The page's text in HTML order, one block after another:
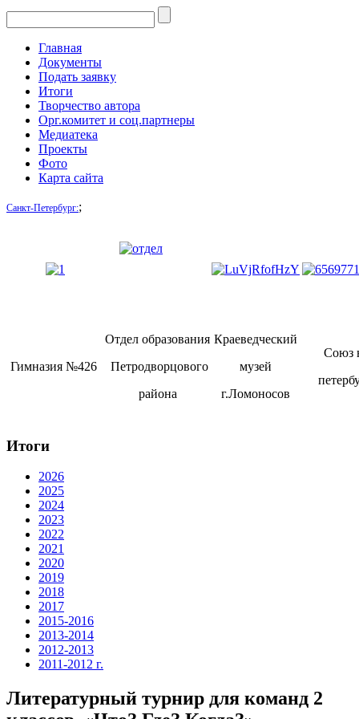
Главная
Документы
Подать заявку
Итоги
Творчество автора
Орг.комитет и соц.партнеры
Медиатека
Проекты
Фото
Карта сайта
Санкт-Петербург:;
Гимназия №426
Отдел образования
Петродворцового
района
Краеведческий
музей
г.Ломоносов
Союз
Итоги
2026
2025
2024
2023
2022
2021
2020
2019
2018
2017
2015-2016
2013-2014
2012-2013
2011-2012 г.
Литературный турнир для команд 2